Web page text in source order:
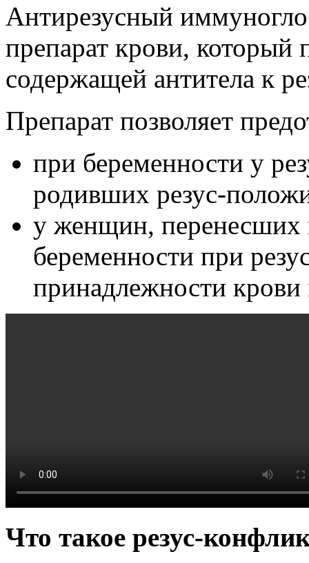
Антирезусный
препарат крови,
содержащей антитела к
Препарат позволяет
при беременности у
родивших резус-
у женщин, перенесших
беременности при
принадлежности
Что такое резус-